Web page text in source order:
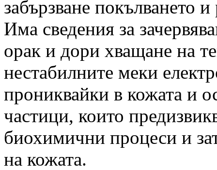
забързване покълването
Има сведения за
орак и дори хващане на
нестабилните меки
прониквайки в кожата и
частици, които
биохимични процеси и
на кожата.